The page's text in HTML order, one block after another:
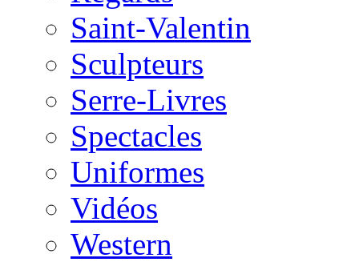
Saint-Valentin
Sculpteurs
Serre-Livres
Spectacles
Uniformes
Vidéos
Western